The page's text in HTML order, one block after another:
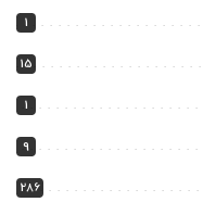
1
15
1
9
286